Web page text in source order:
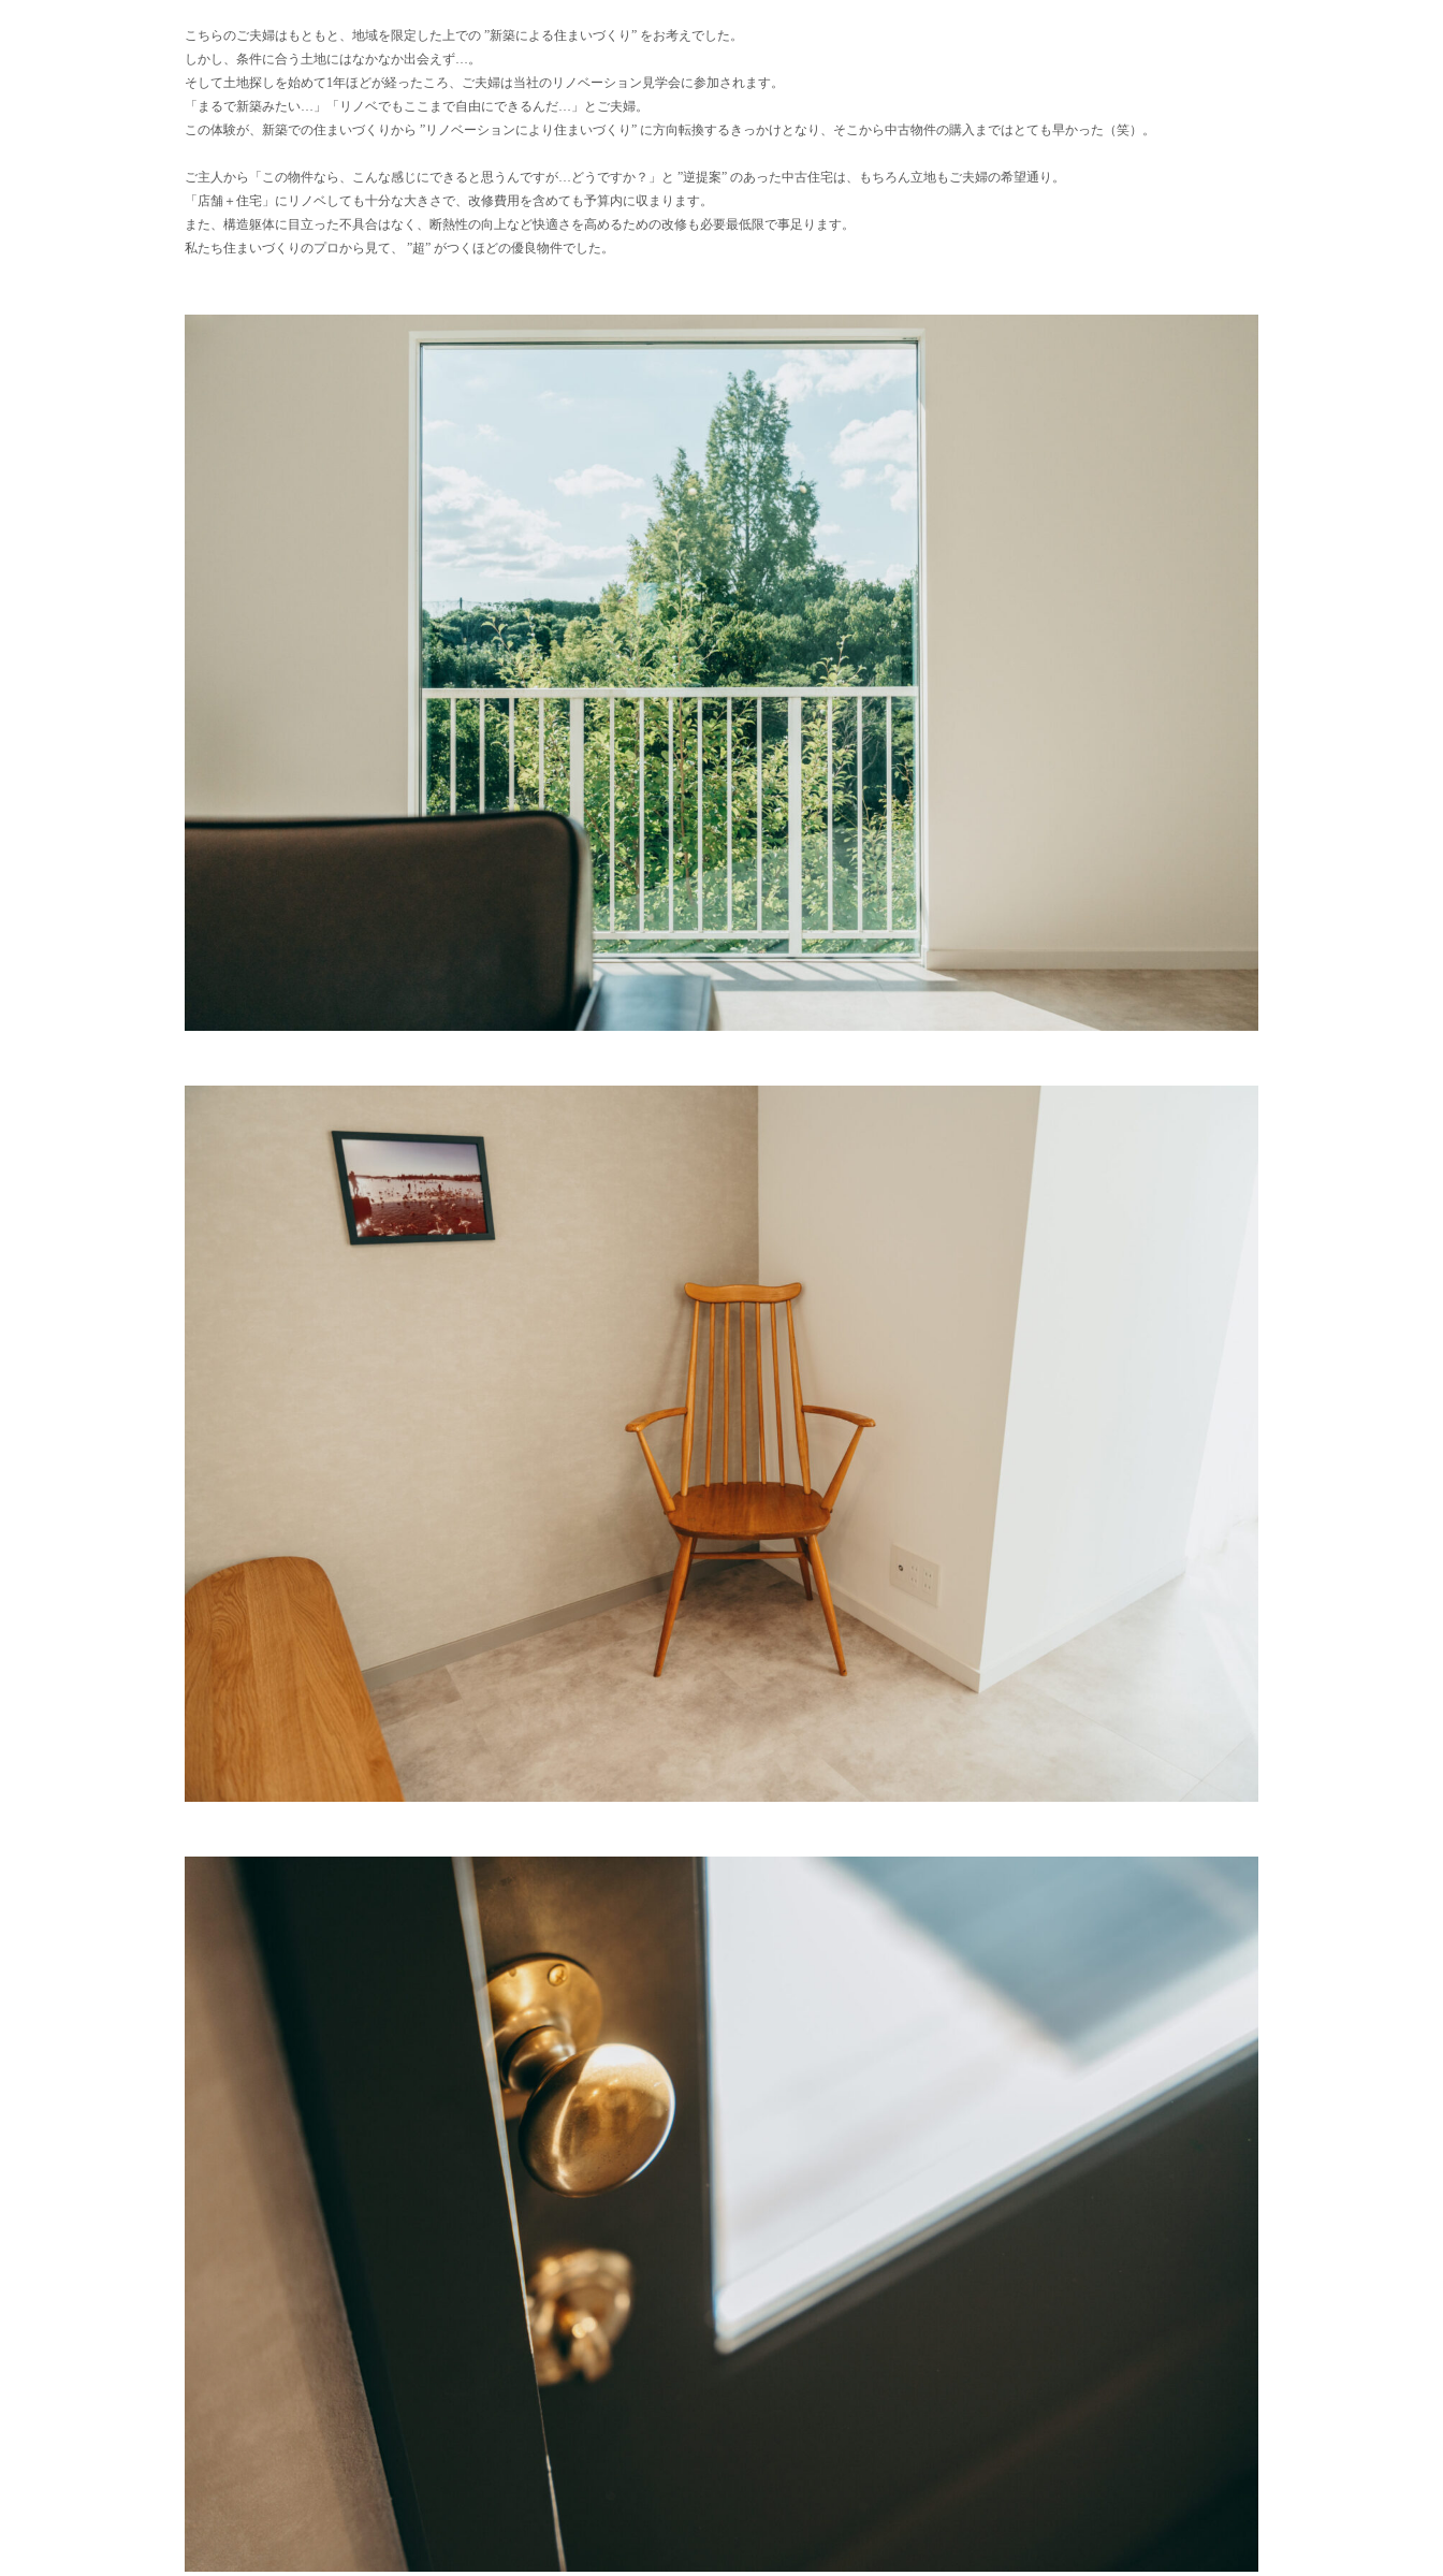
こちらのご夫婦はもともと、地域を限定した上での ”新築による住まいづくり” をお考えでした。
しかし、条件に合う土地にはなかなか出会えず…。
そして土地探しを始めて1年ほどが経ったころ、ご夫婦は当社のリノベーション見学会に参加されます。
「まるで新築みたい…」「リノベでもここまで自由にできるんだ…」とご夫婦。
この体験が、新築での住まいづくりから ”リノベーションにより住まいづくり” に方向転換するきっかけとなり、そこから中古物件の購入まではとても早かった（笑）。
ご主人から「この物件なら、こんな感じにできると思うんですが…どうですか？」と ”逆提案” のあった中古住宅は、もちろん立地もご夫婦の希望通り。
「店舗＋住宅」にリノベしても十分な大きさで、改修費用を含めても予算内に収まります。
また、構造躯体に目立った不具合はなく、断熱性の向上など快適さを高めるための改修も必要最低限で事足ります。
私たち住まいづくりのプロから見て、 ”超” がつくほどの優良物件でした。